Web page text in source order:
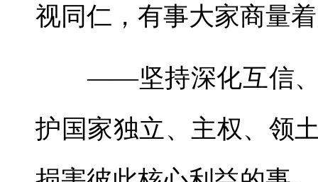
视同仁，有事大家商量
——坚持深化互信、
护国家独立、主权、领